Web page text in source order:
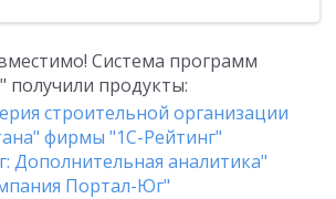
Система программ
получили продукты:
строительной организации
фирмы "1С-Рейтинг"
Дополнительная аналитика"
Портал-Юг"